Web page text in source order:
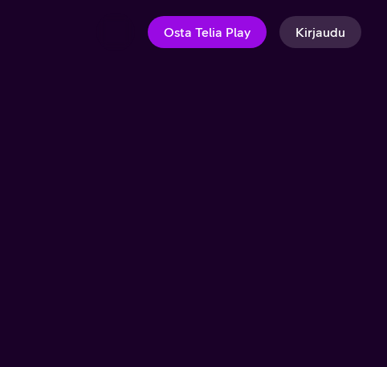
Osta Telia Play Kirjaudu